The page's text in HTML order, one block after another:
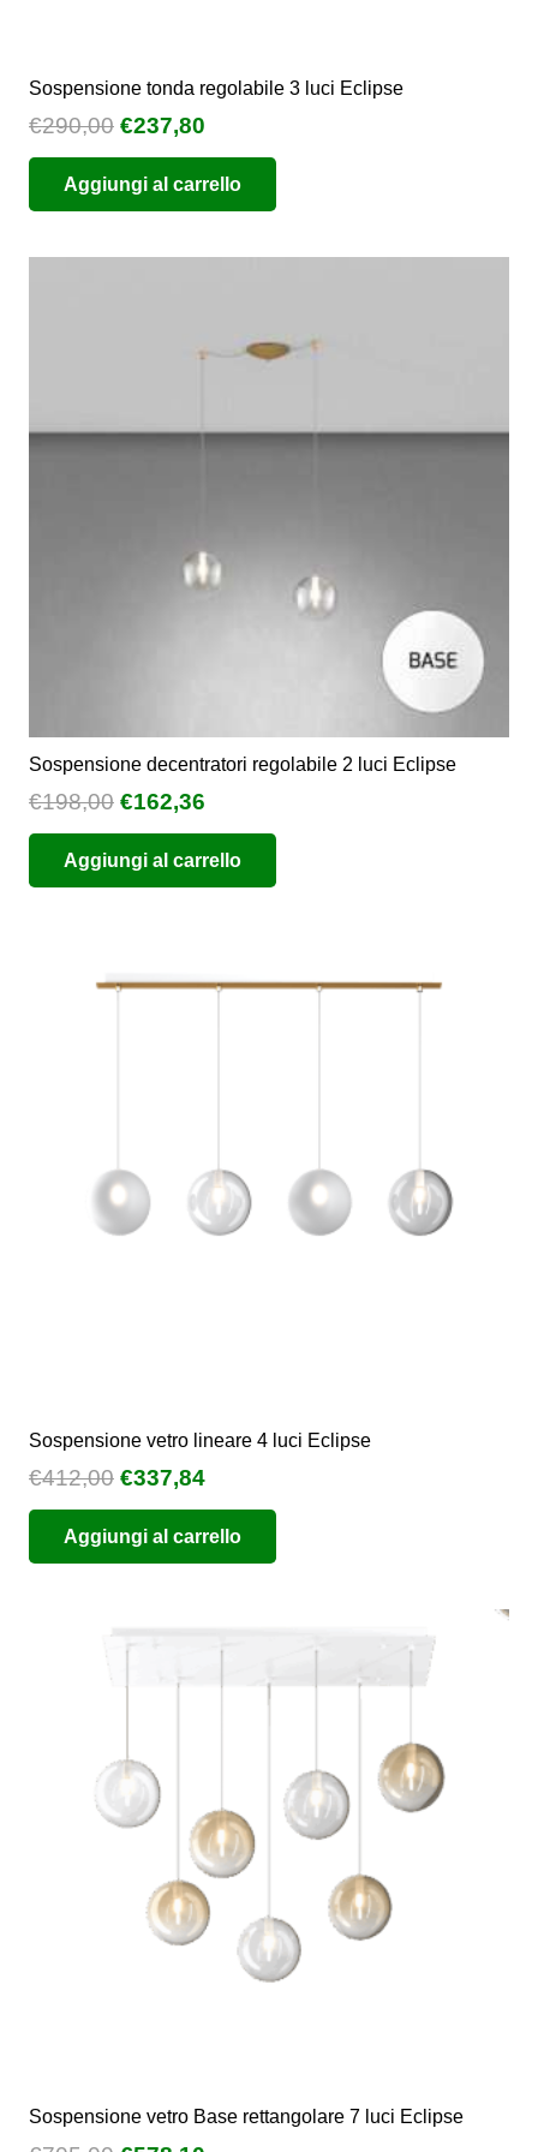
Sospensione tonda regolabile 3 luci Eclipse
€290,00 Il
prezzo
originale
era:
€237,80
prezzo
attuale
è:
Aggiungi al carrello
Sospensione decentratori regolabile 2 luci Eclipse
€198,00 Il
prezzo
originale
era:
€162,36
prezzo
attuale
è:
Aggiungi al carrello
Sospensione vetro lineare 4 luci Eclipse
€412,00 Il
prezzo
originale
era:
€337,84Il
prezzo
attuale
è:
Aggiungi al carrello
Sospensione vetro Base rettangolare 7 luci Eclipse